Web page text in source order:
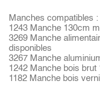
Manches compatibles :
1243 Manche 130cm
3269 Manche
disponibles
3267 Manche
1242 Manche bois brut
1182 Manche bois